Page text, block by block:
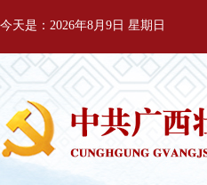
今天是：2026年8月9日 星期日